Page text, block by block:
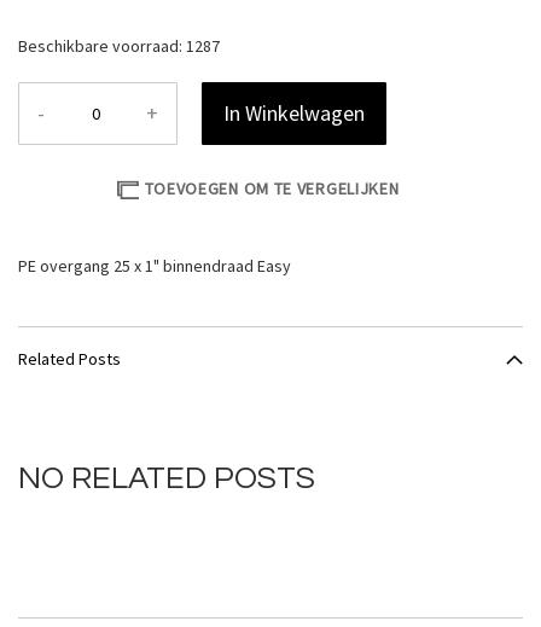
Beschikbare voorraad: 1287
- + In Winkelwagen
TOEVOEGEN OM TE VERGELIJKEN
PE overgang 25 x 1" binnendraad Easy
Related Posts
NO RELATED POSTS